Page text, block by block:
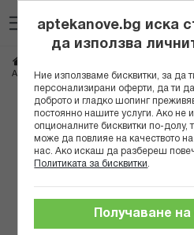
към
съдържанието
АКВАФОР ДЖАСПЪР МФП ЗЕЛЕНА КАНА
Преминете
края
aptekanove.bg иска
да използва
Ние използваме бисквитки, за да
персонализирани оферти, да ти
доброто и гладко шопинг
постоянно нашите услуги. Ако
опционалните бисквитки по-долу,
може да повлияе на качеството
нас. Ако искаш да разбереш
Политиката за бисквитки
Получаване